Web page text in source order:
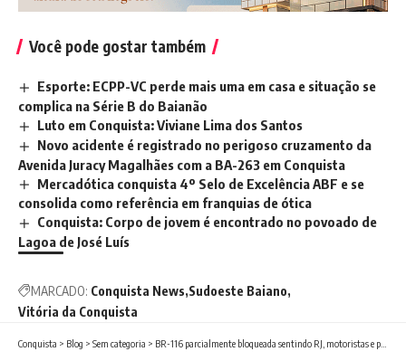
Você pode gostar também
Esporte: ECPP-VC perde mais uma em casa e situação se
complica na Série B do Baianão
Luto em Conquista: Viviane Lima dos Santos
Novo acidente é registrado no perigoso cruzamento da
Avenida Juracy Magalhães com a BA-263 em Conquista
Mercadótica conquista 4º Selo de Excelência ABF e se
consolida como referência em franquias de ótica
Conquista: Corpo de jovem é encontrado no povoado de
Lagoa de José Luís
MARCADO: Conquista News Sudoeste Baiano
Vitória da Conquista
Conquista > Blog > Sem categoria > BR-116 parcialmente bloqueada sentindo RJ, motoristas e passageiros enfrentam longas horas de espera enquanto equipes de resgate e limpeza trabalham no local para liberação da via após um grave acidente no final da tarde desta segunda-feira